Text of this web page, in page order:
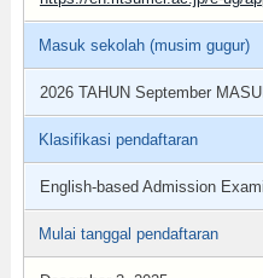
Masuk sekolah (musim gugur)
2026 TAHUN September
Klasifikasi pendaftaran
English-based Admission
Mulai tanggal pendaftaran